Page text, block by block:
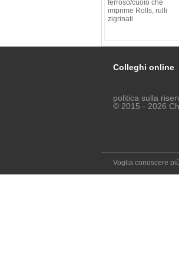
ferroso/cuoio che
imprime Rolls, rulli
zigrinati
Colleghi online
politica sulla
© 2015 - 2026
Voglia conoscere